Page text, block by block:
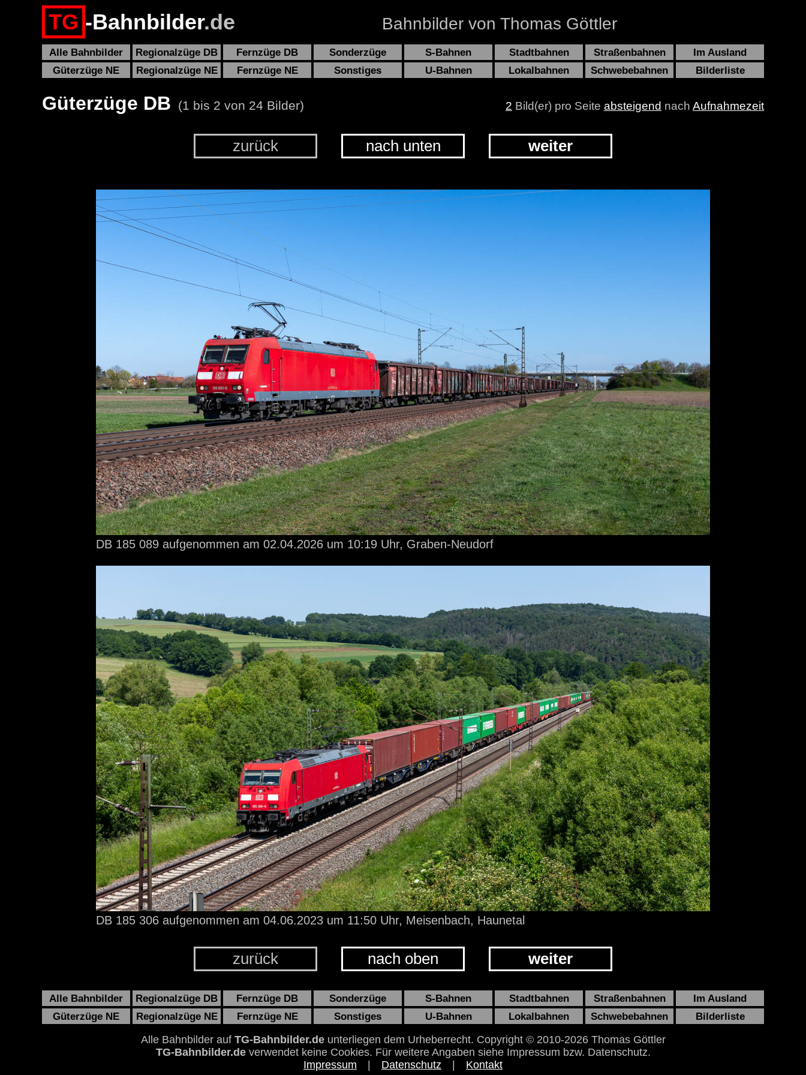
TG -Bahnbilder.de Bahnbilder von Thomas Göttler
Alle Bahnbilder Regionalzüge DB Fernzüge DB Sonderzüge S-Bahnen Stadtbahnen Straßenbahnen
Im Ausland
Güterzüge NE
Regionalzüge NE Fernzüge NE Sonstiges U-Bahnen Lokalbahnen Schwebebahnen Bilderliste
Güterzüge DB (1 bis 2 von 24 Bilder) 2 Bild(er) pro Seite absteigend nach Aufnahmezeit
zurück nach unten weiter
DB 185 089 aufgenommen am 02.04.2026 um 10:19 Uhr, Graben-Neudorf
DB 185 306 aufgenommen am 04.06.2023 um 11:50 Uhr, Meisenbach, Haunetal
zurück nach oben weiter
Alle Bahnbilder Regionalzüge DB Fernzüge DB Sonderzüge S-Bahnen Stadtbahnen Straßenbahnen
Im Ausland
Güterzüge NE
Regionalzüge NE Fernzüge NE Sonstiges U-Bahnen Lokalbahnen Schwebebahnen Bilderliste
Alle Bahnbilder auf TG-Bahnbilder.deunterliegen dem Urheberrecht. Copyright © 2010-2026 Thomas Göttler
TG-Bahnbilder.deverwendet keine Cookies. Für weitere Angaben siehe Impressum bzw. Datenschutz.
Impressum
Datenschutz Kontakt